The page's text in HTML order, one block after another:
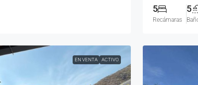
5
Recámaras
5
EN VENTA ACTIVO